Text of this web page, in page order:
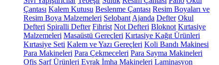
Çantası Kalem Kutusu Beslenme Çantası Resim Boyaları ve
Resim Boya Malzemeleri Selobant Ajanda Defter Okul
Defteri Spiralli Defter Fihrist Not Defteri Bloknot Kırtasiye
Malzemeleri Masaüstü Gereçleri Kırtasiye Kağıt Ürünleri
Kırtasiye Seti Kalem ve Yazı Gereçleri Koli Bandı Makinesi
Para Makineleri Para Çekmeceleri Para Sayma Makineleri
Ofis Sarf Ürünleri Evrak İmha Makineleri Laminasyon